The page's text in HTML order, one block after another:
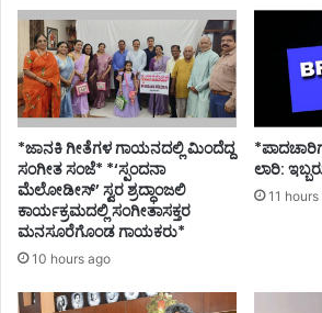
*ಜಾನಕಿ ಗೀತೆಗಳ ಗಾಯನದಲ್ಲಿ ಮಿಂದೆದ್ದ
ಸಂಗೀತ ಸಂಜೆ* *‘ಸ್ಪಂದನಾ
ಮೆಲೋಡೀಸ್’ ಸ್ವರ ಶ್ರದ್ಧಾಂಜಲಿ
ಕಾರ್ಯಕ್ರಮದಲ್ಲಿ ಸಂಗೀತಾಸಕ್ತರ
ಮನಸೂರೆಗೊಂಡ ಗಾಯಕರು*
10 hours ago
ಲಾರಿ:
11